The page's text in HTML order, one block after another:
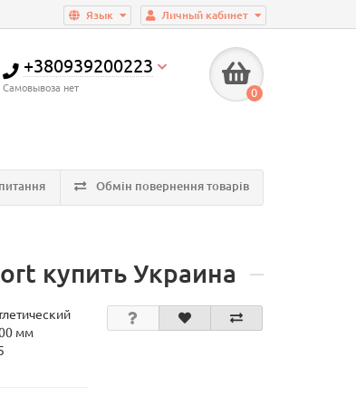
Личный кабинет
Язык
+380939200223
Самовывоза нет 0
Обмін повернення товарів
купить Украина
мм